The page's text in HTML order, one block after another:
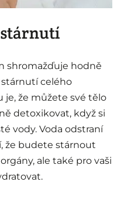
stárnutí
shromažďuje hodně
celého
je, že můžete své tělo
detoxikovat, když si
vody. Voda odstraní
že budete stárnout
ale také pro vaši